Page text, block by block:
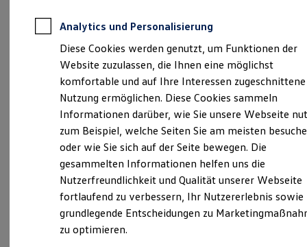
Für Privatkunden
Für Gewerbekunden
Profi Paket
TopDeal
Gebrauchtwagen
ProfiPartner für Gebrauchtwagen
Zertifizierte Gebrauchtwagen
Finanzierung
Für Privatkunden
Für Gewerbekunden
Leasing
Für Privatkunden
Für Gewerbekunden
Versicherungen & Garantien
Garantien
Kfz-Versicherung für Nutzfahrzeuge
Restschuldversicherung
Wartungsverträge
Verantwortlich für die Inhalte auf dieser Seite ist die Gottfried
Schultz Automobilhandels SE (Impressum & Rechtliches)
Nevigeser Straße 151, 161, 163, 42553 Velbert
Montag-Freitag 07:00 -18:00 Uhr
Samstag
09:00-14:00 Uhr
Analytics und Personalisierung
Diese Cookies werden genutzt, um Funktionen der
Website zuzulassen, die Ihnen eine möglichst
komfortable und auf Ihre Interessen zugeschnittene
Nutzung ermöglichen. Diese Cookies sammeln
Informationen darüber, wie Sie unsere Webseite
zum Beispiel, welche Seiten Sie am meisten
oder wie Sie sich auf der Seite bewegen. Die
gesammelten Informationen helfen uns die
Nutzerfreundlichkeit und Qualität unserer Webseite
fortlaufend zu verbessern, Ihr Nutzererlebnis sowie
grundlegende Entscheidungen zu
zu optimieren.